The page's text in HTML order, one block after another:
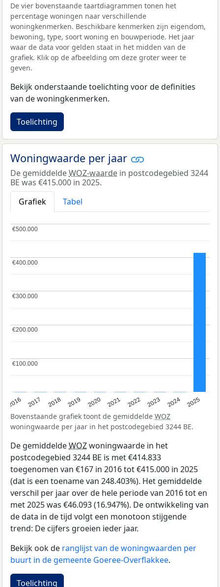
De vier bovenstaande taartdiagrammen tonen het
percentage woningen naar verschillende
woningkenmerken. Beschikbare kenmerken zijn eigendom,
bewoning, type, soort woning en bouwperiode. Het jaar
waar de data voor gelden staat in het midden van de
grafiek. Klik op de afbeelding om deze groter weer te
geven.
Bekijk onderstaande toelichting voor de definities
van de woningkenmerken.
Toelichting
Woningwaarde per jaar
De gemiddeldeWOZ-waarde in postcodegebied 3244
BE was €415.000 in 2025.
Grafiek
Tabel
2016 2017 2018 2019 2020 2021 2022 2023 2024 2025
€100.000
€100.000
€200.000
€200.000
€300.000
€300.000
€400.000
€400.000
€500.000
€500.000
Bovenstaande grafiek toont de gemiddelde WOZ
woningwaarde per jaar in het postcodegebied 3244 BE.
De gemiddeldeWOZwoningwaarde in het
postcodegebied 3244 BE is met €414.833
toegenomen van €167 in 2016 tot €415.000 in 2025
(dat is een toename van 248.403%). Het gemiddelde
verschil per jaar over de hele periode van 2016 tot en
met 2025 was €46.093 (16.947%). De ontwikkeling van
de data in de tijd volgt een monotoon stijgende
trend: De cijfers groeien ieder jaar.
Bekijk ook de ranglijst van de woningwaarden per
buurt in de gemeente Goeree-Overflakkee.
Toelichting